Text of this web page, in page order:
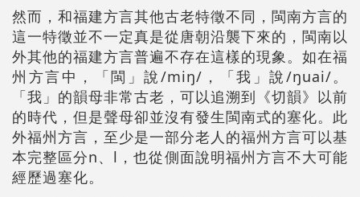
然而，和福建方言其他古老特徵不同，閩南方言的
這一特徵並不一定真是從唐朝沿襲下來的，閩南以
外其他的福建方言普遍不存在這樣的現象。如在福
州方言中，「閩」說/miŋ/，「我」說/ŋuai/。
「我」的韻母非常古老，可以追溯到《切韻》以前
的時代，但是聲母卻並沒有發生閩南式的塞化。此
外福州方言，至少是一部分老人的福州方言可以基
本完整區分n、l，也從側面說明福州方言不大可能
經歷過塞化。